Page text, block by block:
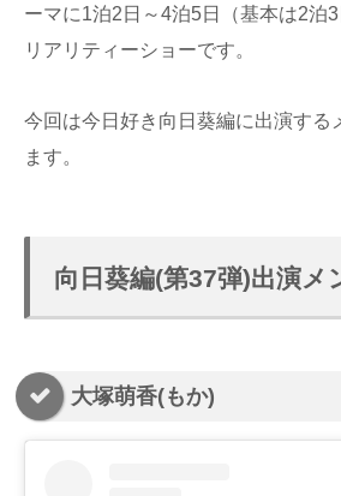
ーマに1泊2日～4泊5日（基本は2泊
リアリティーショーです。
今回は今日好き向日葵編に出演する
ます。
向日葵編(第37弾)出演メ
大塚萌香(もか)